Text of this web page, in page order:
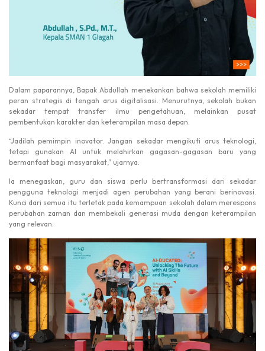
Dalam paparannya, Bapak Abdullah menekankan bahwa sekolah memiliki
peran strategis di tengah arus digitalisasi. Menurutnya, sekolah bukan
sekadar tempat transfer ilmu pengetahuan, melainkan pusat
pembentukan karakter dan keterampilan masa depan.
“Jadilah pemimpin inovator. Jangan sekadar mengikuti arus teknologi,
tetapi gunakan AI untuk melahirkan gagasan-gagasan baru yang
bermanfaat bagi masyarakat,” ujarnya.
Ia menegaskan, guru dan siswa perlu bertransformasi dari sekadar
pengguna teknologi menjadi agen perubahan yang berani berinovasi.
Kunci dari semua itu terletak pada kemampuan sekolah dalam merespons
perubahan zaman dan membekali generasi muda dengan keterampilan
yang relevan.